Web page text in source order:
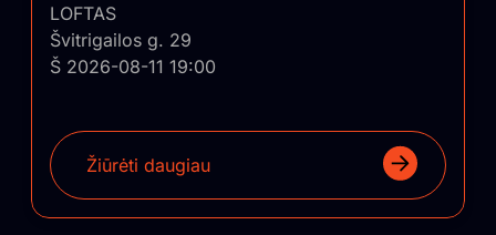
LOFTAS
Švitrigailos g. 29
Š 2026-08-11 19:00
Žiūrėti daugiau